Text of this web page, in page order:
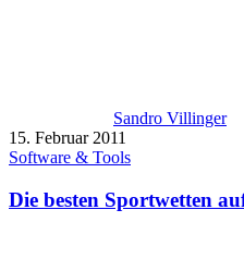
Sandro Villinger
15. Februar 2011
Software & Tools
Die besten Sportwetten